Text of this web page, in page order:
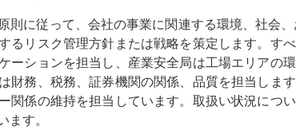
則に従って、会社の事業に関連する環境、社会
るリスク管理方針または戦略を策定します。す
ーションを担当し、産業安全局は工場エリアの
財務、税務、証券機関の関係、品質を担当しま
関係の維持を担当しています。取扱い状況につ
ます。